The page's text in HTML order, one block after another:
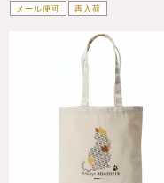
メール便可 再入荷